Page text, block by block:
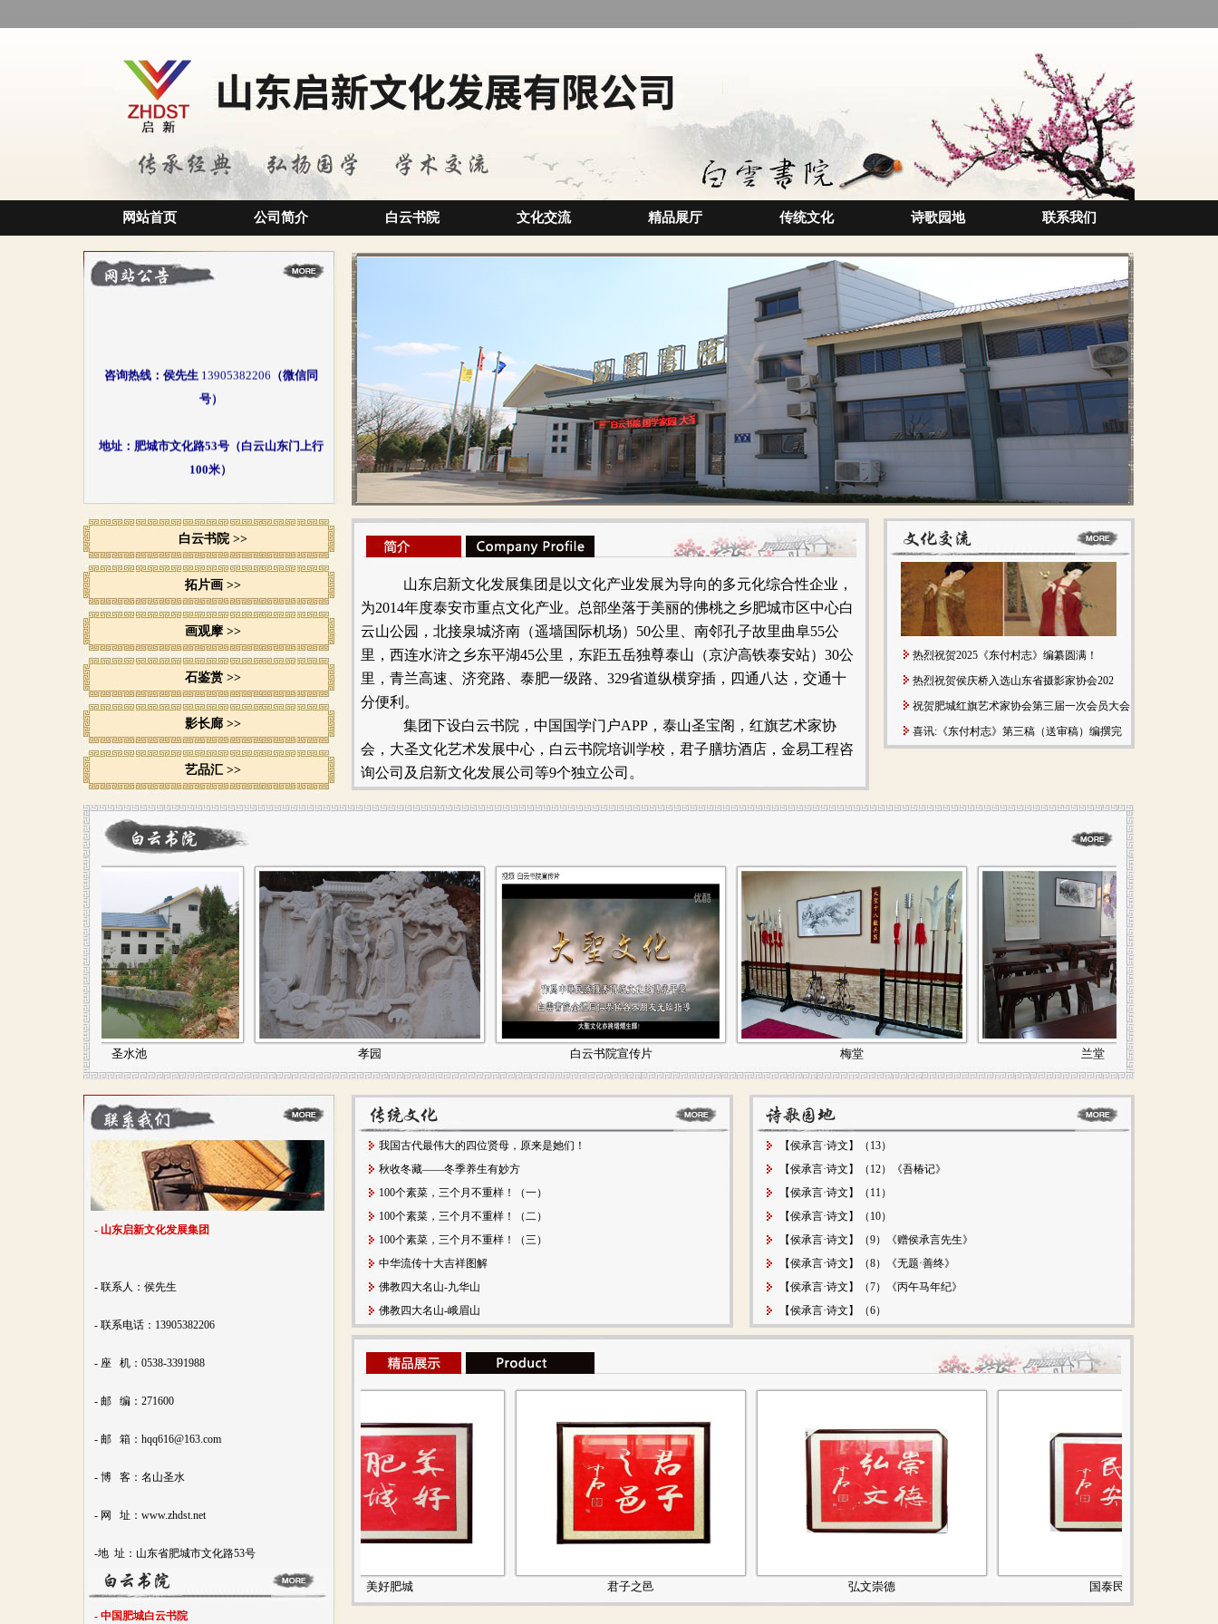
网站首页 公司简介 白云书院 文化交流 精品展厅 传统文化 诗歌园地 联系我们
号）
100米）
白云书院 >>
拓片画 >>
画观摩 >>
石鉴赏 >>
影长廊 >>
艺品汇 >>
山东启新文化发展集团是以文化产业发展为导向的多元化综合性企业，
为2014年度泰安市重点文化产业。总部坐落于美丽的佛桃之乡肥城市区中心白
云山公园，北接泉城济南（遥墙国际机场）50公里、南邻孔子故里曲阜55公
里，西连水浒之乡东平湖45公里，东距五岳独尊泰山（京沪高铁泰安站）30公
里，青兰高速、济兖路、泰肥一级路、329省道纵横穿插，四通八达，交通十
分便利。
集团下设白云书院，中国国学门户APP，泰山圣宝阁，红旗艺术家协
会，大圣文化艺术发展中心，白云书院培训学校，君子膳坊酒店，金易工程咨
询公司及启新文化发展公司等9个独立公司。
热烈祝贺2025《东付村志》编纂圆满！
热烈祝贺侯庆桥入选山东省摄影家协会202
祝贺肥城红旗艺术家协会第三届一次会员大会
喜讯:《东付村志》第三稿（送审稿）编撰完
圣水池 白云书院宣传片
- 山东启新文化发展集团
- 联系人：侯先生
- 联系电话：13905382206
- 座 机：0538-3391988
- 邮 编：271600
- 邮 箱：hqq616@163.com
- 博 客：名山圣水
- 网 址：www.zhdst.net
-地 址：山东省肥城市文化路53号
- 中国肥城白云书院
我国古代最伟大的四位贤母，原来是她们！
秋收冬藏——冬季养生有妙方
100个素菜，三个月不重样！（一）
100个素菜，三个月不重样！（二）
100个素菜，三个月不重样！（三）
中华流传十大吉祥图解
佛教四大名山-九华山
佛教四大名山-峨眉山
【侯承言·诗文】（13）
【侯承言·诗文】（12）《吾椿记》
【侯承言·诗文】（11）
【侯承言·诗文】（10）
【侯承言·诗文】（9）《赠侯承言先生》
【侯承言·诗文】（8）《无题·善终》
【侯承言·诗文】（7）《丙午马年纪》
【侯承言·诗文】（6）
史圣故里 美好肥城